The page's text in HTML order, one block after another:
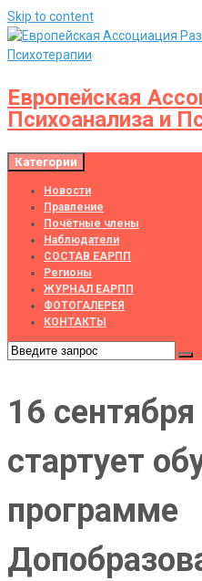
Skip to content
Европейская
Психоанализа и
Категории
Новости
Правление
Почётные члены
Наблюдатели
СОСТАВ ЕАРПП
Регионы
ЖУРНАЛ ЕАРПП
ФОТОГАЛЕРЕЯ
КОНТАКТЫ
16
стартует
программе